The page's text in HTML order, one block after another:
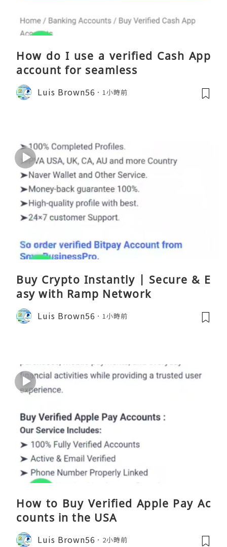
How do I use a verified Cash App
account for seamless
Luis Brown56 1小時前
Buy Crypto Instantly | Secure & E
asy with Ramp Network
Luis Brown56 1小時前
How to Buy Verified Apple Pay Ac
counts in the USA
Luis Brown56 2小時前